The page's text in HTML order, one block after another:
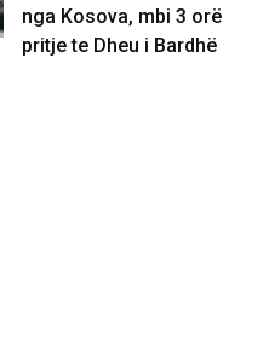
nga Kosova, mbi 3 orë
pritje te Dheu i Bardhë